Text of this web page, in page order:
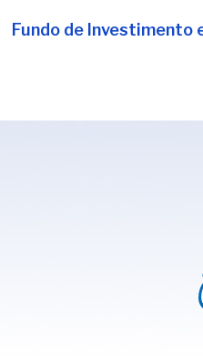
Fundo de Investimento